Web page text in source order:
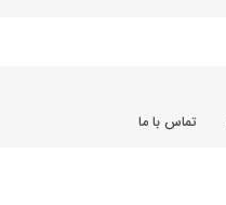
تماس با ما